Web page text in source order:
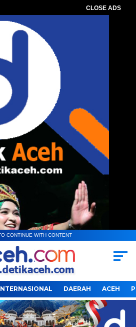
CLOSE ADS
CONTINUE WITH CONTENT
DAERAH ACEH